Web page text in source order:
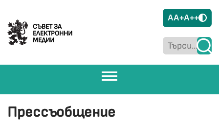
СЪВЕТ ЗА
ЕЛЕКТРОННИ
МЕДИИ
AA+A++
Прессъобщение